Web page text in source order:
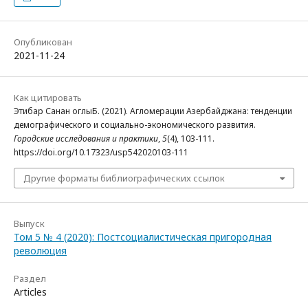
Опубликован
2021-11-24
Как цитировать
Этибар Санан оглыБ. (2021). Агломерации Азербайджана: тенденции
демографического и социально-экономического развития.
Городские исследования и практики,5(4), 103-111.
https://doi.org/10.17323/usp542020103-111
Другие форматы библиографических ссылок
Выпуск
Том 5 № 4 (2020): Постсоциалистическая пригородная
революция
Раздел
Articles